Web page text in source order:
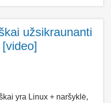
užsikraunanti
yra Linux + naršyklė,